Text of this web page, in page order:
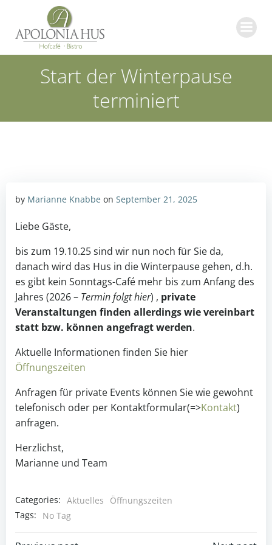
Start der Winterpause
terminiert
by Marianne Knabbe on September 21, 2025
Liebe Gäste,
bis zum 19.10.25 sind wir nun noch für Sie da,
danach wird das Hus in die Winterpause gehen, d.h.
es gibt kein Sonntags-Café mehr bis zum Anfang des
Jahres (2026 – Termin folgt hier) , private
Veranstaltungen finden allerdings wie vereinbart
statt bzw. können angefragt werden.
Aktuelle Informationen finden Sie hier
Öffnungszeiten
Anfragen für private Events können Sie wie gewohnt
telefonisch oder per Kontaktformular(=>Kontakt)
anfragen.
Herzlichst,
Marianne und Team
Categories: Aktuelles
Öffnungszeiten
Tags:
No Tag